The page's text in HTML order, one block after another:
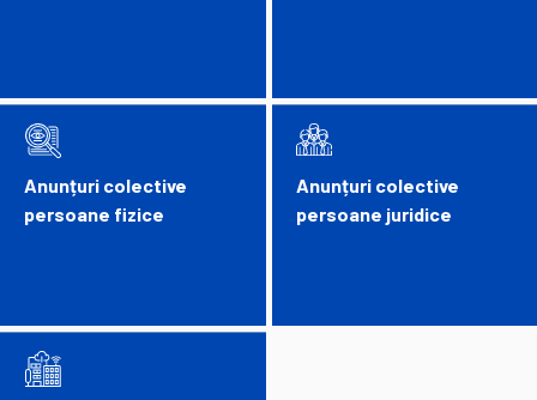
Anunțuri colective
persoane fizice
Anunțuri colective
persoane juridice